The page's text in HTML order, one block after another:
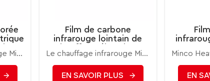
Le chauffage infrarouge Minco est l'une des méthodes de chauffage les plus saines et les plus modernes, qui utilise des propriétés thermiques similaires à celles du soleil lui-même. Les rayons infrarouges chauffent directement les personnes, les murs et les objets, puis l'air en est chauffé.
Film de carbone
infrarouge lointain de
Minco 220w/m2
Le chauffage infrarouge Minco 220w/m2 est l'une des méthodes de chauffage les plus saines et les plus modernes, qui utilise des propriétés thermiques similaires à celles du soleil lui-même. Les rayons infrarouges réchauffent directement les personnes, les murs et les objets, puis l'air en est chauffé.
EN SAVOIR PLUS EN